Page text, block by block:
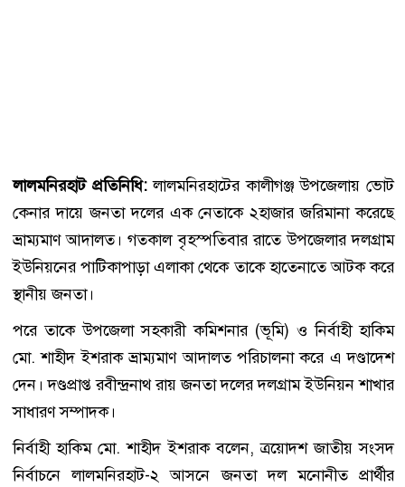
লালমনিরহাট প্রতিনিধি:লালমনিরহাটের কালীগঞ্জ উপজেলায় ভোট
কেনার দায়ে জনতা দলের এক নেতাকে ২হাজার জরিমানা করেছে
ভ্রাম্যমাণ আদালত। গতকাল বৃহস্পতিবার রাতে উপজেলার দলগ্রাম
ইউনিয়নের পাটিকাপাড়া এলাকা থেকে তাকে হাতেনাতে আটক করে
স্থানীয় জনতা।
পরে তাকে উপজেলা সহকারী কমিশনার (ভূমি) ও নির্বাহী হাকিম
মো. শাহীদ ইশরাক ভ্রাম্যমাণ আদালত পরিচালনা করে এ দণ্ডাদেশ
দেন। দণ্ডপ্রাপ্ত রবীন্দ্রনাথ রায় জনতা দলের দলগ্রাম ইউনিয়ন শাখার
সাধারণ সম্পাদক।
নির্বাহী হাকিম মো. শাহীদ ইশরাক বলেন, ত্রয়োদশ জাতীয় সংসদ
নির্বাচনে লালমনিরহাট-২ আসনে জনতা দল মনোনীত প্রার্থীর